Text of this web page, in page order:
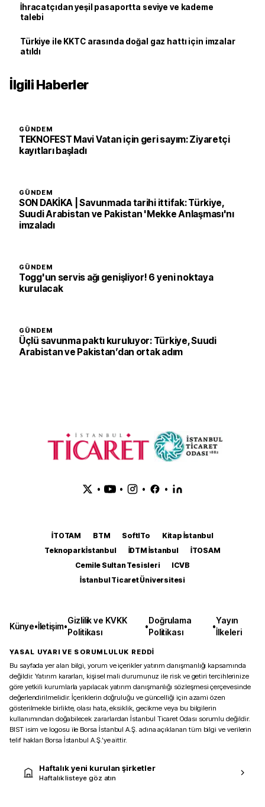
İhracatçıdan yeşil pasaportta seviye ve kademe
talebi
Türkiye ile KKTC arasında doğal gaz hattı için imzalar
atıldı
İlgili Haberler
GÜNDEM
TEKNOFEST Mavi Vatan için geri sayım: Ziyaretçi
kayıtları başladı
GÜNDEM
SON DAKİKA | Savunmada tarihi ittifak: Türkiye,
Suudi Arabistan ve Pakistan 'Mekke Anlaşması'nı
imzaladı
GÜNDEM
Togg'un servis ağı genişliyor! 6 yeni noktaya
kurulacak
GÜNDEM
Üçlü savunma paktı kuruluyor: Türkiye, Suudi
Arabistan ve Pakistan’dan ortak adım
• • • •
İTOTAM BTM SoftITo
Kitap İstanbul
Teknopark İstanbul
İDTM İstanbul
İTOSAM
Cemile Sultan Tesisleri
ICVB
İstanbul Ticaret Üniversitesi
Künye•İletişim•
Gizlilik ve KVKK
Politikası
•
Doğrulama
Politikası
•
Yayın
İlkeleri
YASAL UYARI VE SORUMLULUK REDDİ
Bu sayfada yer alan bilgi, yorum ve içerikler yatırım danışmanlığı kapsamında
değildir. Yatırım kararları, kişisel mali durumunuz ile risk ve getiri tercihlerinize
göre yetkili kurumlarla yapılacak yatırım danışmanlığı sözleşmesi çerçevesinde
değerlendirilmelidir. İçeriklerin doğruluğu ve güncelliği için azami özen
gösterilmekle birlikte, olası hata, eksiklik, gecikme veya bu bilgilerin
kullanımından doğabilecek zararlardan İstanbul Ticaret Odası sorumlu değildir.
BIST isim ve logosu ile Borsa İstanbul A.Ş. adına açıklanan tüm bilgi ve verilerin
telif hakları Borsa İstanbul A.Ş.’ye aittir.
Haftalık yeni kurulan şirketler
Haftalık listeye göz atın